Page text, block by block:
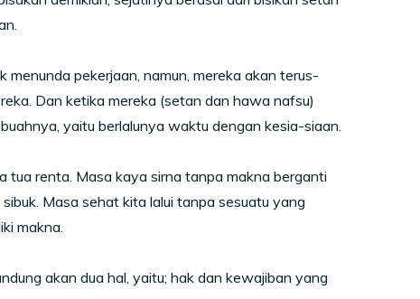
pekerjaan, namun, mereka akan terus-
Dan ketika mereka (setan dan hawa nafsu)
yaitu berlalunya waktu dengan kesia-siaan.
tua renta. Masa kaya sirna tanpa makna berganti
Masa sehat kita lalui tanpa sesuatu yang
makna.
akan dua hal, yaitu; hak dan kewajiban yang